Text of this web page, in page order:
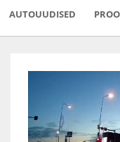
AUTOUUDISED